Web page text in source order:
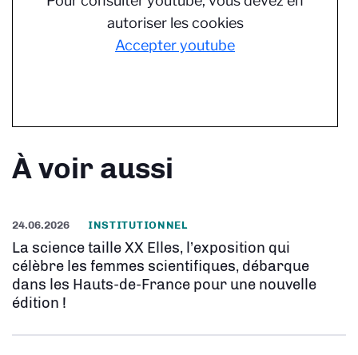
autoriser les cookies
Accepter youtube
À voir aussi
24.06.2026 INSTITUTIONNEL
La science taille XX Elles, l’exposition qui
célèbre les femmes scientifiques, débarque
dans les Hauts-de-France pour une nouvelle
édition !